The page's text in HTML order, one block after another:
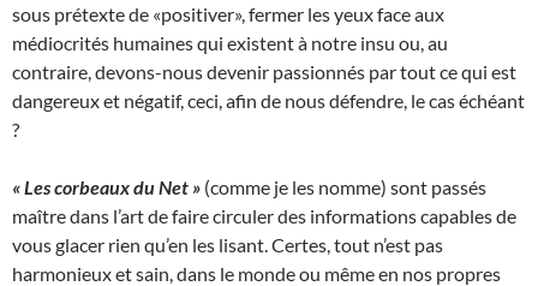
sous prétexte de «positiver», fermer les yeux face aux
médiocrités humaines qui existent à notre insu ou, au
contraire, devons-nous devenir passionnés par tout ce qui est
dangereux et négatif, ceci, afin de nous défendre, le cas échéant
?
« Les corbeaux du Net » (comme je les nomme) sont passés
maître dans l’art de faire circuler des informations capables de
vous glacer rien qu’en les lisant. Certes, tout n’est pas
harmonieux et sain, dans le monde ou même en nos propres